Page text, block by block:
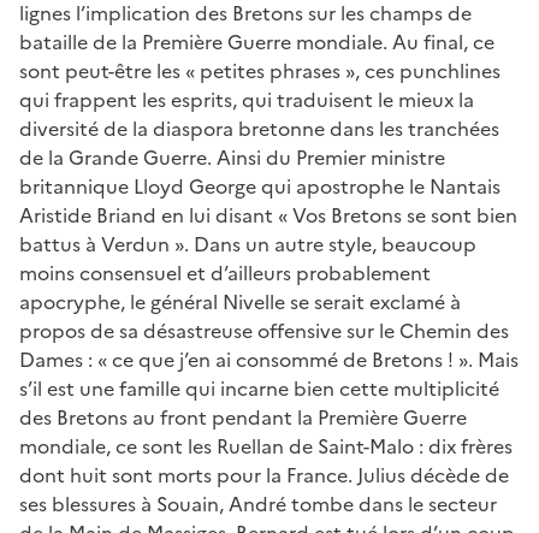
lignes l’implication des Bretons sur les champs de
bataille de la Première Guerre mondiale. Au final, ce
sont peut-être les « petites phrases », ces punchlines
qui frappent les esprits, qui traduisent le mieux la
diversité de la diaspora bretonne dans les tranchées
de la Grande Guerre. Ainsi du Premier ministre
britannique Lloyd George qui apostrophe le Nantais
Aristide Briand en lui disant « Vos Bretons se sont bien
battus à Verdun ». Dans un autre style, beaucoup
moins consensuel et d’ailleurs probablement
apocryphe, le général Nivelle se serait exclamé à
propos de sa désastreuse offensive sur le Chemin des
Dames : « ce que j’en ai consommé de Bretons ! ». Mais
s’il est une famille qui incarne bien cette multiplicité
des Bretons au front pendant la Première Guerre
mondiale, ce sont les Ruellan de Saint-Malo : dix frères
dont huit sont morts pour la France. Julius décède de
ses blessures à Souain, André tombe dans le secteur